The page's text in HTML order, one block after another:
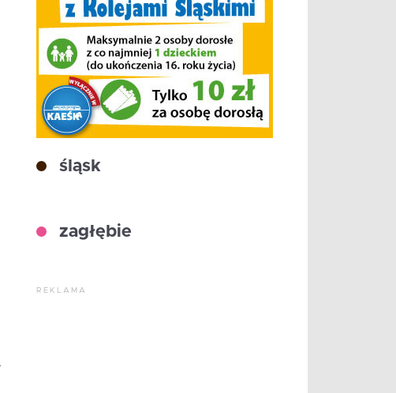
śląsk
zagłębie
REKLAMA